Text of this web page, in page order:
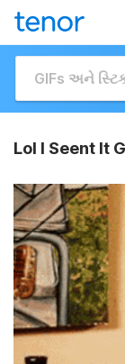
Lol I Seent It